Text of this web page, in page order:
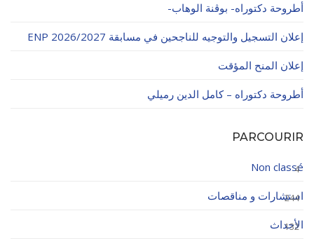
أطروحة دكتوراه- بوڨنة الوهاب-
إعلان التسجيل والتوجيه للناجحين في مسابقة ENP 2026/2027
إعلان المنح المؤقت
أطروحة دكتوراه – كامل الدين رميلي
PARCOURIR
Non classé
4
استشارات و مناقصات
244
الأحداث
132